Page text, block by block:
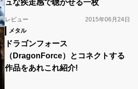
ュな疾走感で聴かせる一枚
レビュー
2015年06月24日
メタル
ドラゴンフォース
（DragonForce）とコネクトする
作品をあれこれ紹介!